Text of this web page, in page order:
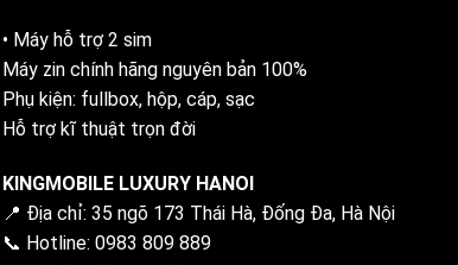
• Máy hỗ trợ 2 sim
Máy zin chính hãng nguyên bản 100%
Phụ kiện: fullbox, hộp, cáp, sạc
Hỗ trợ kĩ thuật trọn đời
KINGMOBILE LUXURY HANOI
📍 Địa chỉ: 35 ngõ 173 Thái Hà, Đống Đa, Hà Nội
📞 Hotline: 0983 809 889